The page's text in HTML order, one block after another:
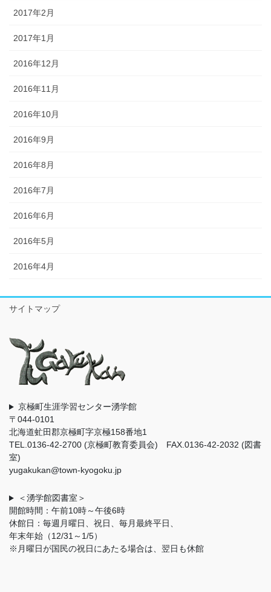
2017年2月
2017年1月
2016年12月
2016年11月
2016年10月
2016年9月
2016年8月
2016年7月
2016年6月
2016年5月
2016年4月
サイトマップ
京極町生涯学習センター湧学館
〒044-0101
北海道虻田郡京極町字京極158番地1
TEL.0136-42-2700 (京極町教育委員会) FAX.0136-42-2032 (図書
室)
yugakukan@town-kyogoku.jp
＜湧学館図書室＞
開館時間：午前10時～午後6時
休館日：毎週月曜日、祝日、毎月最終平日、
年末年始（12/31～1/5）
※月曜日が国民の祝日にあたる場合は、翌日も休館